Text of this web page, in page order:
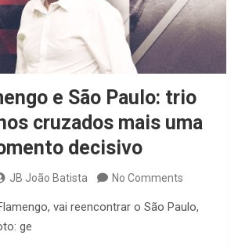
e São Paulo: trio
cruzados mais uma
decisivo
JB João Batista No Comments
vai reencontrar o São Paulo,
ge